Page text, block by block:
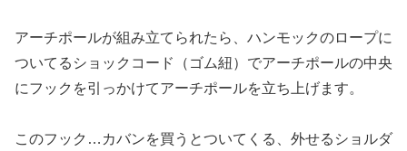
アーチポールが組み立てられたら、ハンモックのロープに
ついてるショックコード（ゴム紐）でアーチポールの中央
にフックを引っかけてアーチポールを立ち上げます。
このフック…カバンを買うとついてくる、外せるショルダ